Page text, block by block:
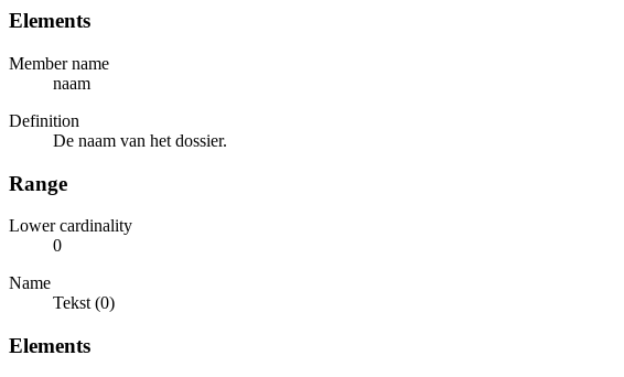
Elements
Member name
naam
Definition
De naam van het dossier.
Range
Lower cardinality
0
Name
Tekst (0)
Elements